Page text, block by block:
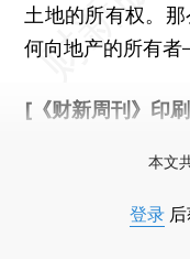
土地的所有权。
何向地产的所有
[《财新周刊》印刷
本文
登录